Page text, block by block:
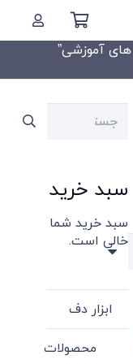
های آموزشی”
جستجو
سبد خرید
سبد خرید شما
خالی است.
ابزار دف
محصولات